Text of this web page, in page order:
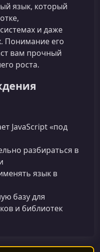
язык, который
и даже
Понимание его
вам прочный
роста.
JavaScript «под
разбираться в
язык в
базу для
и библиотек